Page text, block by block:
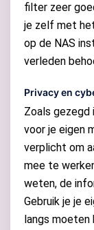
filter zeer
je zelf met
op de NAS
verleden
Privacy en
Zoals gezegd
voor je eigen
verplicht om
mee te
weten, de
Gebruik je je
langs